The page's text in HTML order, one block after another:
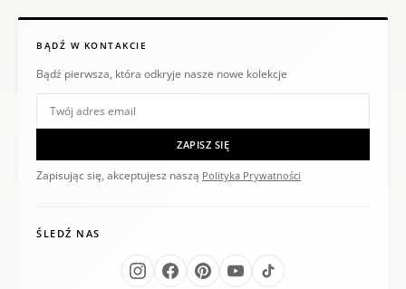
BĄDŹ W KONTAKCIE
Bądź pierwsza, która odkryje nasze nowe kolekcje
ZAPISZ SIĘ
Zapisując się, akceptujesz naszą Polityka Prywatności
ŚLEDŹ NAS